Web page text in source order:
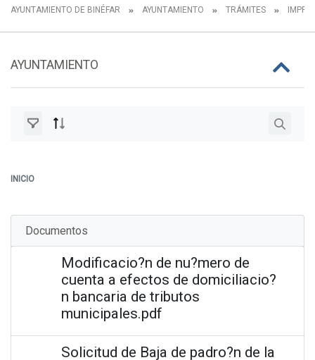
AYUNTAMIENTO DE BINÉFAR AYUNTAMIENTO TRÁMITES
AYUNTAMIENTO
INICIO
Documentos
Modificacio?n de nu?mero de
cuenta a efectos de domiciliacio?
n bancaria de tributos
municipales.pdf
Solicitud de Baja de padro?n de la